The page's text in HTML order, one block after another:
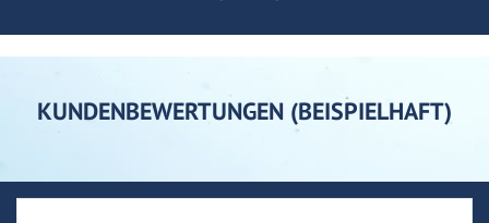
KUNDENBEWERTUNGEN (BEISPIELHAFT)